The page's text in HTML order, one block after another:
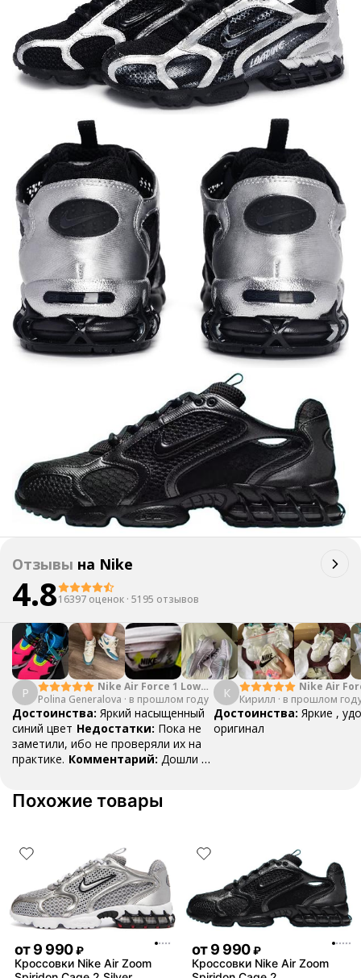
Отзывы на Nike
4.816397 оценок · 5195 отзывов
P
Nike Air Force 1 Low
College Pack White
Blue
Polina Generalova · в прошлом году
Достоинства: Яркий насыщенный
синий цвет Недостатки: Пока не
заметили, ибо не проверяли их на
практике. Комментарий: Дошли за
К
Nike Air
Yellow
Кирилл · в прошлом
Достоинства: Яркие ,
оригинал
Похожие товары
от9 990 ₽
Кроссовки Nike Air Zoom
от9 990 ₽
Кроссовки Nike Air Zoom